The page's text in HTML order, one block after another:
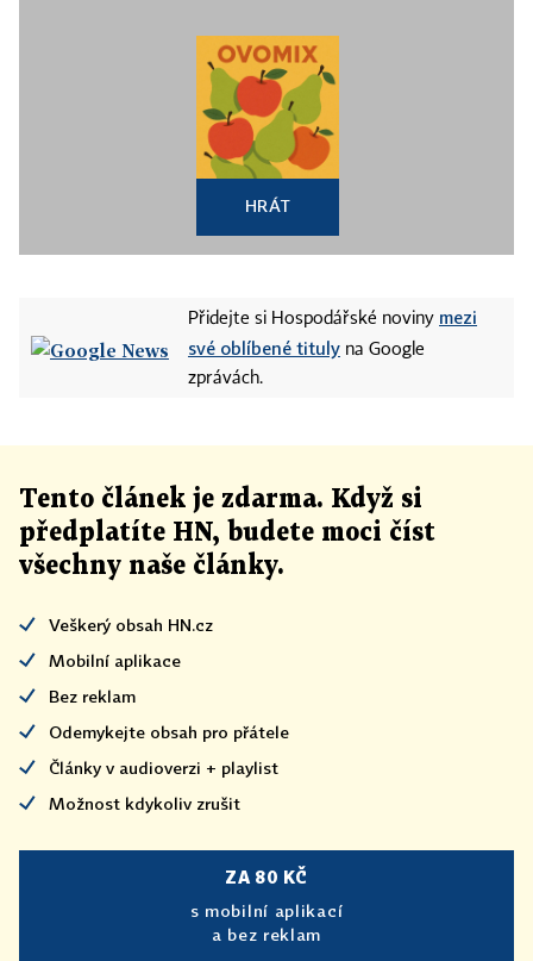
HRÁT
Přidejte si Hospodářské noviny mezi
své oblíbené tituly na Google
zprávách.
Tento článek je zdarma. Když si
předplatíte HN, budete moci číst
všechny naše články.
Veškerý obsah HN.cz
Mobilní aplikace
Bez reklam
Odemykejte obsah pro přátele
Články v audioverzi + playlist
Možnost kdykoliv zrušit
ZA 80 KČ
s mobilní aplikací
a bez reklam